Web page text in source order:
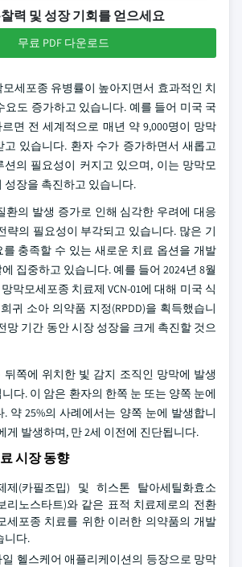
력 및 성장 기회를 얻으세요
무료 PDF 다운로드
세포종 유병률이 높아지면서 효과적인 치
요도 증가하고 있습니다. 예를 들어 미국 국
면 전 세계적으로 매년 약 9,000명이 망막
고 있습니다. 환자 수가 증가하면서 새롭고
션의 필요성이 커지고 있으며, 이는 망막모
성장을 촉진하고 있습니다.
환의 발생 증가로 인해 심각한 우려에 대응
략의 필요성이 부각되고 있습니다. 많은 기
충족할 수 있는 새로운 치료 옵션을 개발
집중하고 있습니다. 예를 들어 2024년 8월
막모세포종 치료제 VCN-01에 대해 미국 식
귀 소아 의약품 지정(RPDD)을 획득했습니
망 기간 동안 시장 성장을 크게 촉진할 것으
뒤쪽에 위치한 빛 감지 조직인 망막에 발생
다. 이 암은 환자의 한쪽 눈 또는 양쪽 눈에
약 25%의 사례에서는 양쪽 눈에 발생합니
게 발생하며, 만 2세 이전에 진단됩니다.
시장 동향
제(카필조밉) 및 히스톤 탈아세틸화효소
리노스타트)와 같은 표적 치료제로의 전환
세포종 치료를 위한 이러한 의약품의 개발
니다.
헬스케어 애플리케이션의 등장으로 망막